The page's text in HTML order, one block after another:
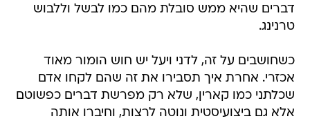
דברים שהיא ממש סובלת מהם כמו לבשל וללבוש
טרנינג.
כשחושבים על זה, לדני ויעל יש חוש הומור מאוד
אכזרי. אחרת איך תסבירו את זה שהם לקחו אדם
שכלתני כמו קארין, שלא רק מפרשת דברים כפשוטם
אלא גם ביצועיסטית ונוטה לרצות, וחיברו אותה